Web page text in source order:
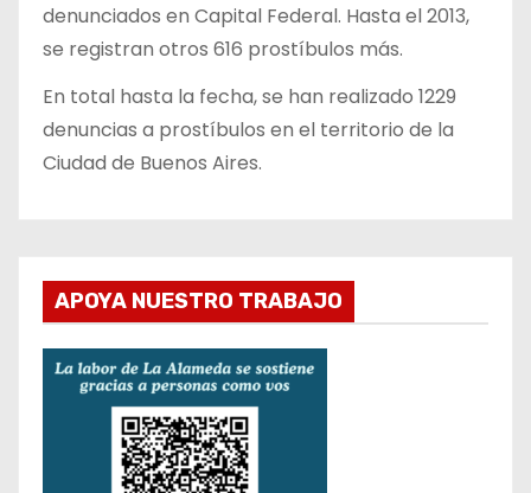
denunciados en Capital Federal. Hasta el 2013,
se registran otros 616 prostíbulos más.
En total hasta la fecha, se han realizado 1229
denuncias a prostíbulos en el territorio de la
Ciudad de Buenos Aires.
APOYA NUESTRO TRABAJO